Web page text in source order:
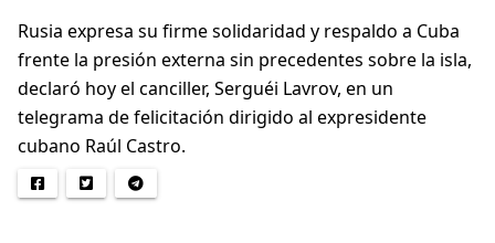
Rusia expresa su firme solidaridad y respaldo a Cuba
frente la presión externa sin precedentes sobre la isla,
declaró hoy el canciller, Serguéi Lavrov, en un
telegrama de felicitación dirigido al expresidente
cubano Raúl Castro.